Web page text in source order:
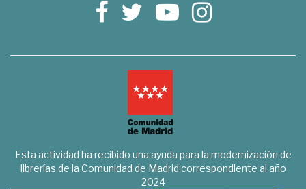
Esta actividad ha recibido una ayuda para la modernización de
librerías de la Comunidad de Madrid correspondiente al año
2024